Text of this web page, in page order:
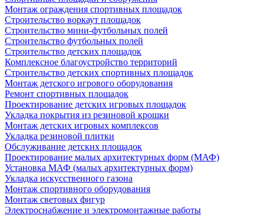
Монтаж ограждения спортивных площадок
Строительство воркаут площадок
Строительство мини-футбольных полей
Строительство футбольных полей
Строительство детских площадок
Комплексное благоустройство территорий
Строительство детских спортивных площадок
Монтаж детского игрового оборудования
Ремонт спортивных площадок
Проектирование детских игровых площадок
Укладка покрытия из резиновой крошки
Монтаж детских игровых комплексов
Укладка резиновой плитки
Обслуживание детских площадок
Проектирование малых архитектурных форм (МАФ)
Установка МАФ (малых архитектурных форм)
Укладка искусственного газона
Монтаж спортивного оборудования
Монтаж световых фигур
Электроснабжение и электромонтажные работы